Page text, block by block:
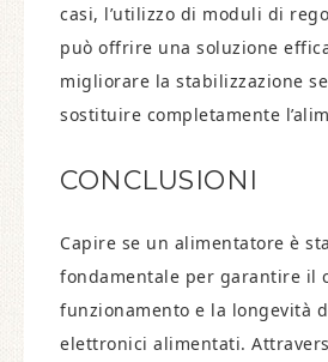
casi, l’utilizzo di moduli di
può offrire una soluzione
migliorare la stabilizzazione
sostituire completamente
CONCLUSIONI
Capire se un alimentatore è
fondamentale per garantire il
funzionamento e la longevità
elettronici alimentati.